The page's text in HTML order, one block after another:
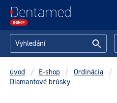
úvod / E-shop / Ordinácia /
Diamantové brúsky